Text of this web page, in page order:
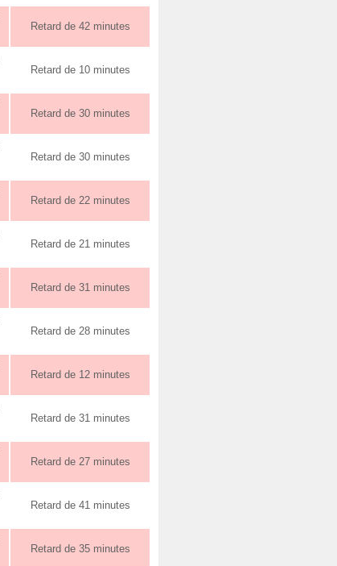
Retard de 42 minutes
Retard de 10 minutes
Retard de 30 minutes
Retard de 30 minutes
Retard de 22 minutes
Retard de 21 minutes
Retard de 31 minutes
Retard de 28 minutes
Retard de 12 minutes
Retard de 31 minutes
Retard de 27 minutes
Retard de 41 minutes
Retard de 35 minutes